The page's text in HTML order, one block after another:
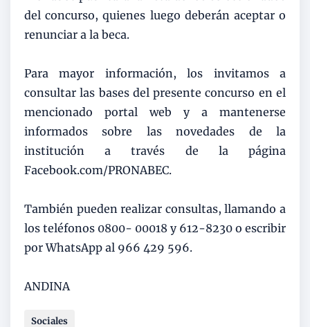
del concurso, quienes luego deberán aceptar o
renunciar a la beca.
Para mayor información, los invitamos a
consultar las bases del presente concurso en el
mencionado portal web y a mantenerse
informados sobre las novedades de la
institución a través de la página
Facebook.com/PRONABEC.
También pueden realizar consultas, llamando a
los teléfonos 0800- 00018 y 612-8230 o escribir
por WhatsApp al 966 429 596.
ANDINA
Sociales